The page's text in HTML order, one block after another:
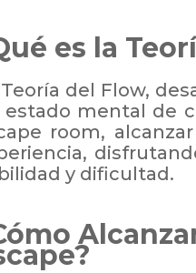
es la
Teoría del Flow,
estado mental de
room,
y dificultad.